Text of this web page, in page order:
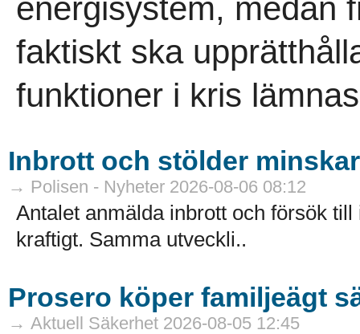
energisystem, medan
faktiskt ska
funktioner i kris
Inbrott och stölder
→ Polisen - Nyheter 2026-08-06 08:12
Antalet anmälda inbrott och försök
kraftigt. Samma utveckli..
Prosero köper familjeägt
→ Aktuell Säkerhet 2026-08-05 12:45